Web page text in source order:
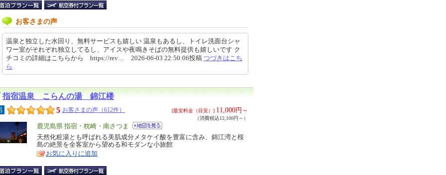
お客さまの声
温泉と独立した水回り、無料サービスも嬉しい 温泉もあるし、トイレ洗面台シャ
ワー室がそれぞれ独立してるし、アイスや夜鳴きそばの無料提供も嬉しいです ク
チコミの詳細はこちらから https://rev… 2026-06-03 22:50:06投稿 つづきはこち
ら
指宿温泉 こらんの湯 錦江楼
5 お客さまの声（612件） [最安料金（目安）] 11,000円～
（消費税込12,100円～）
エ
リ
ア
鹿児島県 指宿・枕崎・南さつま
特
徴
天然化粧湯とも呼ばれる美肌成分メタケイ酸を豊富に含み、錦江湾と桜
島の絶景を全客室から望める和モダンな小旅館
お気に入りに追加